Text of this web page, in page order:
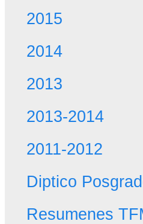
2015
2014
2013
2013-2014
2011-2012
Diptico
Resumenes